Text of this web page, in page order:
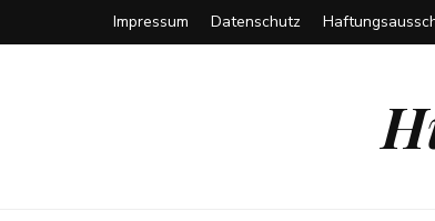
Impressum Datenschutz